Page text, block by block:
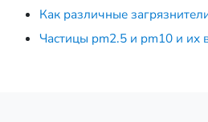
Как различные
Частицы pm2.5 и pm10 и их